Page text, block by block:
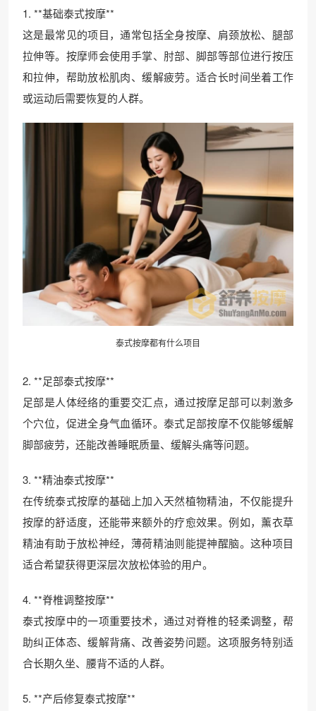
1. **基础泰式按摩**
这是最常见的项目，通常包括全身按摩、肩颈放松、腿部
拉伸等。按摩师会使用手掌、肘部、脚部等部位进行按压
和拉伸，帮助放松肌肉、缓解疲劳。适合长时间坐着工作
或运动后需要恢复的人群。
泰式按摩都有什么项目
2. **足部泰式按摩**
足部是人体经络的重要交汇点，通过按摩足部可以刺激多
个穴位，促进全身气血循环。泰式足部按摩不仅能够缓解
脚部疲劳，还能改善睡眠质量、缓解头痛等问题。
3. **精油泰式按摩**
在传统泰式按摩的基础上加入天然植物精油，不仅能提升
按摩的舒适度，还能带来额外的疗愈效果。例如，薰衣草
精油有助于放松神经，薄荷精油则能提神醒脑。这种项目
适合希望获得更深层次放松体验的用户。
4. **脊椎调整按摩**
泰式按摩中的一项重要技术，通过对脊椎的轻柔调整，帮
助纠正体态、缓解背痛、改善姿势问题。这项服务特别适
合长期久坐、腰背不适的人群。
5. **产后修复泰式按摩**